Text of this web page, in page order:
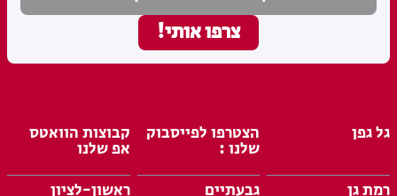
גל גפן הצטרפו לפייסבוק
שלנו :
קבוצות הוואטס
אפ שלנו
רמת גן
גבעתיים
ראשון-לציון